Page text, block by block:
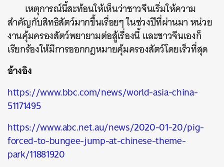
เหตุการณ์นี้สะท้อนให้เห็นว่าชาวจีนเริ่มให้ความ
สำคัญกับสิทธิสัตว์มากขึ้นเรื่อยๆ ในช่วงปีที่ผ่านมา หน่วย
งานคุ้มครองสัตว์พยายามต่อสู้เรื่องนี้ และชาวจีนเองก็
เรียกร้องให้มีการออกกฎหมายคุ้มครองสัตว์โดยเร็วที่สุด
อ้างอิง
https://www.bbc.com/news/world-asia-china-
51171495
https://www.abc.net.au/news/2020-01-20/pig-
forced-to-bungee-jump-at-chinese-theme-
park/11881920
SHARE TWEET LINE EMAIL